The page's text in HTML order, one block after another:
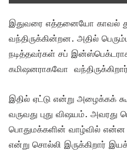
இதுவரை எத்தனையோ காவல்
வந்திருக்கின்றன. அதில்
நடித்தவர்கள் சப்
கமிஷனராகவோ
இதில் ஏட்டு என்று அழைக்கக்
வருவது புது விஷயம்.
பொதுமக்களின் வாழ்வில் என்ன
என்று சொல்லி இருக்கிறார்